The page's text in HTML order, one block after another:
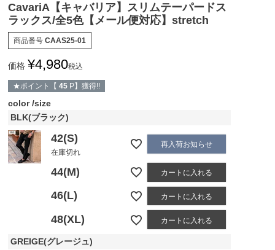
CavariA【キャバリア】スリムテーパードス
ラックス/全5色【メール便対応】stretch
商品番号 CAAS25-01
価格 ¥4,980税込
★ポイント【 45 P】獲得!!
color size
BLK(ブラック)
42(S)
在庫切れ
再入荷お知らせ
44(M) カートに入れる
46(L) カートに入れる
48(XL) カートに入れる
GREIGE(グレージュ)